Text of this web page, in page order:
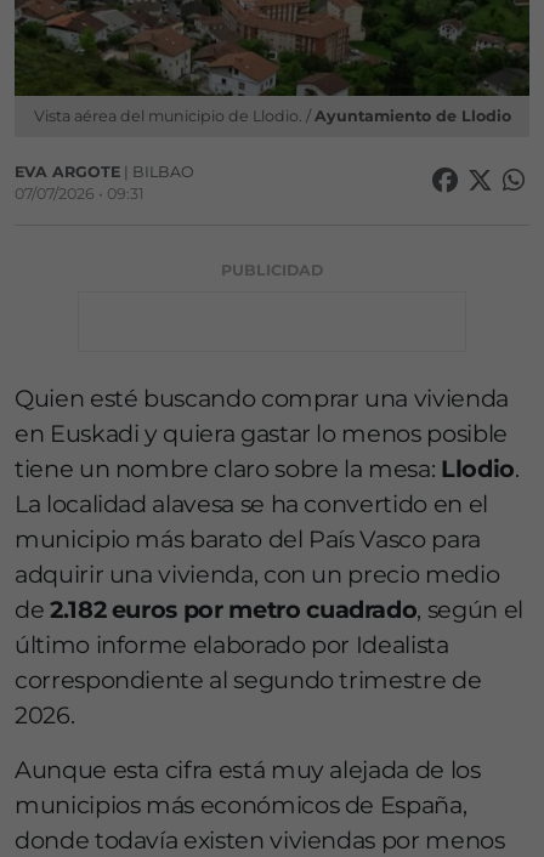
Vista aérea del municipio de Llodio. / Ayuntamiento de Llodio
EVA ARGOTE | BILBAO
07/07/2026 • 09:31
PUBLICIDAD
Quien esté buscando comprar una vivienda
en Euskadi y quiera gastar lo menos posible
tiene un nombre claro sobre la mesa: Llodio.
La localidad alavesa se ha convertido en el
municipio más barato del País Vasco para
adquirir una vivienda, con un precio medio
de 2.182 euros por metro cuadrado, según el
último informe elaborado por Idealista
correspondiente al segundo trimestre de
2026.
Aunque esta cifra está muy alejada de los
municipios más económicos de España,
donde todavía existen viviendas por menos